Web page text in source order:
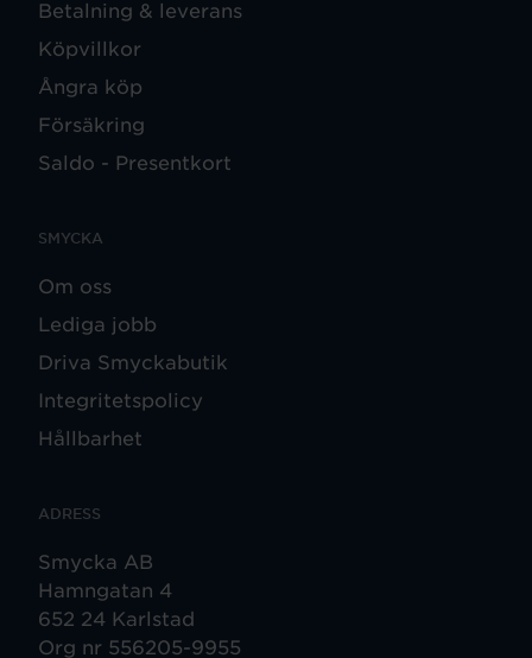
Betalning & leverans
Köpvillkor
Ångra köp
Försäkring
Saldo - Presentkort
SMYCKA
Om oss
Lediga jobb
Driva Smyckabutik
Integritetspolicy
Hållbarhet
ADRESS
Smycka AB
Hamngatan 4
652 24 Karlstad
Org nr 556205-9955